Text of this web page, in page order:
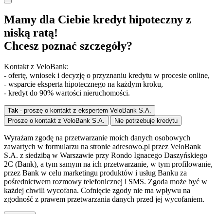
Mamy dla Ciebie kredyt hipoteczny z
niską ratą!
Chcesz poznać szczegóły?
Kontakt z VeloBank:
- ofertę, wniosek i decyzję o przyznaniu kredytu w procesie online,
- wsparcie eksperta hipotecznego na każdym kroku,
- kredyt do 90% wartości nieruchomości.
Tak - proszę o kontakt z ekspertem VeloBank S.A.
Proszę o kontakt z VeloBank S.A.
Nie potrzebuję kredytu
Wyrażam zgodę na przetwarzanie moich danych osobowych
zawartych w formularzu na stronie adresowo.pl przez VeloBank
S.A. z siedzibą w Warszawie przy Rondo Ignacego Daszyńskiego
2C (Bank), a tym samym na ich przetwarzanie, w tym profilowanie,
przez Bank w celu marketingu produktów i usług Banku za
pośrednictwem rozmowy telefonicznej i SMS. Zgoda może być w
każdej chwili wycofana. Cofnięcie zgody nie ma wpływu na
zgodność z prawem przetwarzania danych przed jej wycofaniem.